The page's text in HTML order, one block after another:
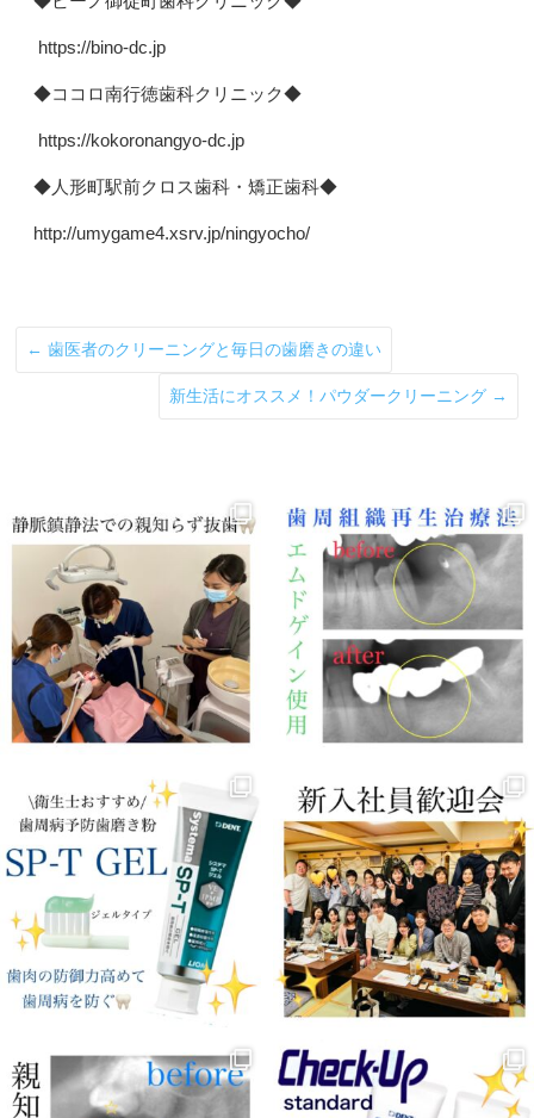
https://bino-dc.jp
◆ココロ南行徳歯科クリニック◆
https://kokoronangyo-dc.jp
◆人形町駅前クロス歯科・矯正歯科◆
http://umygame4.xsrv.jp/ningyocho/
← 歯医者のクリーニングと毎日の歯磨きの違い
新生活にオススメ！パウダークリーニング →